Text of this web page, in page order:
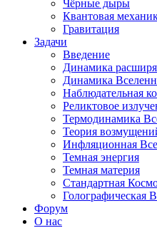
Чёрные дыры
Квантовая
Гравитация
Задачи
Введение
Динамика
Динамика
Наблюдательная
Реликтовое
Термодинамика
Теория
Инфляционная
Темная энергия
Темная материя
Стандартная
Голографическая
Форум
О нас